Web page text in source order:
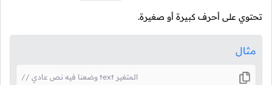
تحتوي على أحرف كبيرة أو صغيرة.
مثال
// وضعنا فيه نص عادي text المتغير